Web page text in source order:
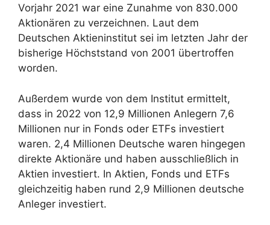
Vorjahr 2021 war eine Zunahme von 830.000
Aktionären zu verzeichnen. Laut dem
Deutschen Aktieninstitut sei im letzten Jahr der
bisherige Höchststand von 2001 übertroffen
worden.
Außerdem wurde von dem Institut ermittelt,
dass in 2022 von 12,9 Millionen Anlegern 7,6
Millionen nur in Fonds oder ETFs investiert
waren. 2,4 Millionen Deutsche waren hingegen
direkte Aktionäre und haben ausschließlich in
Aktien investiert. In Aktien, Fonds und ETFs
gleichzeitig haben rund 2,9 Millionen deutsche
Anleger investiert.